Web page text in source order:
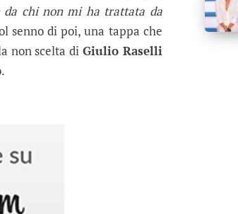
da chi non mi ha trattata da
senno di poi, una tappa che
non scelta di Giulio Raselli